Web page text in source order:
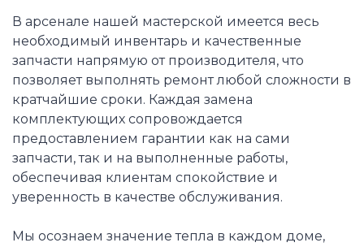
В арсенале нашей мастерской имеется весь
необходимый инвентарь и качественные
запчасти напрямую от производителя, что
позволяет выполнять ремонт любой сложности в
кратчайшие сроки. Каждая замена
комплектующих сопровождается
предоставлением гарантии как на сами
запчасти, так и на выполненные работы,
обеспечивая клиентам спокойствие и
уверенность в качестве обслуживания.
Мы осознаем значение тепла в каждом доме,